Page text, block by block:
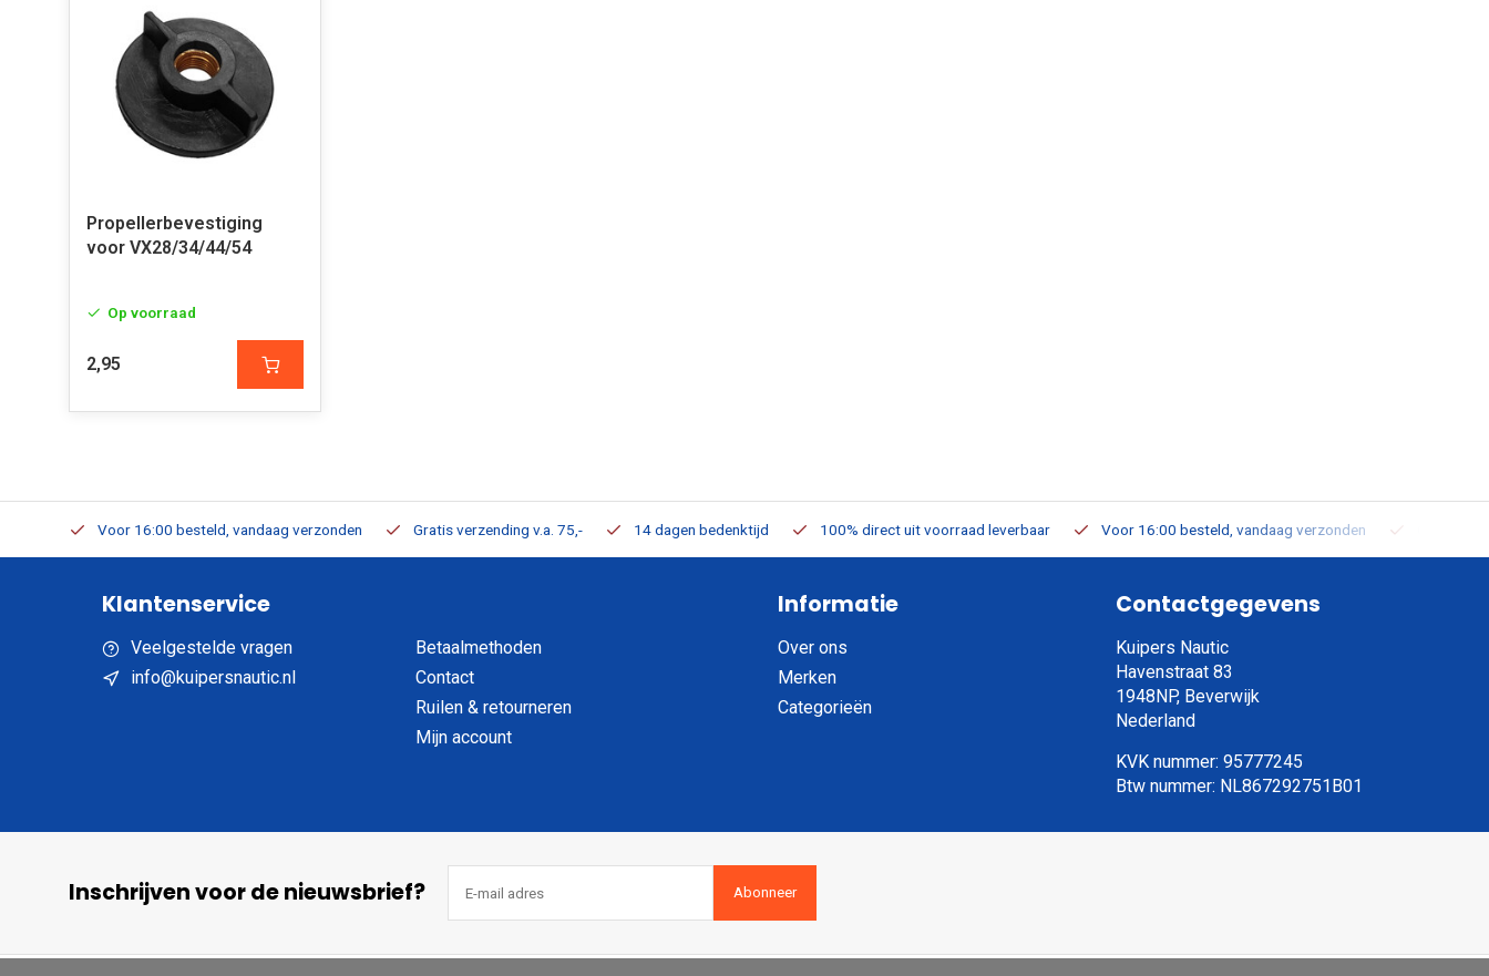
Propellerbevestiging
voor VX28/34/44/54
Op voorraad
2,95
Voor 16:00 besteld, vandaag verzonden Gratis verzending v.a. 75,- 14 dagen bedenktijd 100% direct uit voorraad leverbaar Voor 16:00 besteld, vandaag verzonden
Klantenservice
Veelgestelde vragen
info@kuipersnautic.nl
Betaalmethoden
Contact
Ruilen & retourneren
Mijn account
Informatie
Over ons
Merken
Categorieën
Contactgegevens
Kuipers Nautic
Havenstraat 83
1948NP, Beverwijk
Nederland
KVK nummer: 95777245
Btw nummer: NL867292751B01
Inschrijven voor de nieuwsbrief? Abonneer